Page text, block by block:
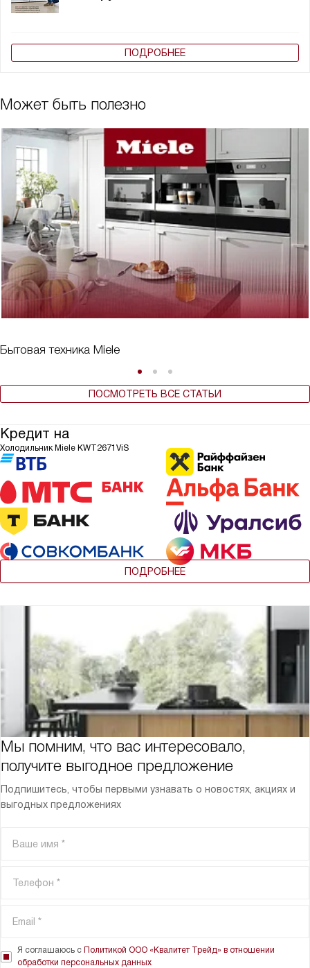
ПОДРОБНЕЕ
Может быть полезно
Бытовая техника Miele
ПОСМОТРЕТЬ ВСЕ СТАТЬИ
Кредит на
Холодильник Miele KWT2671ViS
ПОДРОБНЕЕ
Мы помним, что вас интересовало,
получите выгодное предложение
Подпишитесь, чтобы первыми узнавать о новостях, акциях и
выгодных предложениях
Я соглашаюсь с Политикой ООО «Квалитет Трейд» в отношении
обработки персональных данных